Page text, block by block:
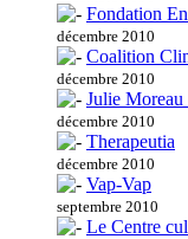
Fondation
décembre 2010
Coalition
décembre 2010
Julie
décembre 2010
Therapeutia
décembre 2010
Vap-Vap
septembre 2010
Le Centre